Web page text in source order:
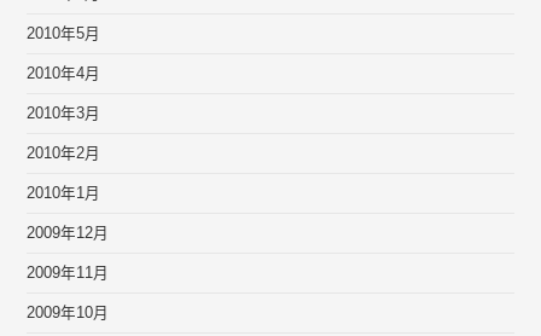
2010年5月
2010年4月
2010年3月
2010年2月
2010年1月
2009年12月
2009年11月
2009年10月